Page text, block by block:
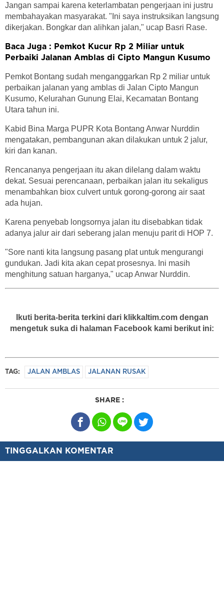
Jangan sampai karena keterlambatan pengerjaan ini justru
membahayakan masyarakat. "Ini saya instruksikan langsung
dikerjakan. Bongkar dan alihkan jalan," ucap Basri Rase.
Baca Juga : Pemkot Kucur Rp 2 Miliar untuk
Perbaiki Jalanan Amblas di Cipto Mangun Kusumo
Pemkot Bontang sudah menganggarkan Rp 2 miliar untuk
perbaikan jalanan yang amblas di Jalan Cipto Mangun
Kusumo, Kelurahan Gunung Elai, Kecamatan Bontang
Utara tahun ini.
Kabid Bina Marga PUPR Kota Bontang Anwar Nurddin
mengatakan, pembangunan akan dilakukan untuk 2 jalur,
kiri dan kanan.
Rencananya pengerjaan itu akan dilelang dalam waktu
dekat. Sesuai perencanaan, perbaikan jalan itu sekaligus
menambahkan biox culvert untuk gorong-gorong air saat
ada hujan.
Karena penyebab longsornya jalan itu disebabkan tidak
adanya jalur air dari seberang jalan menuju parit di HOP 7.
"Sore nanti kita langsung pasang plat untuk mengurangi
gundukan. Jadi kita akan cepat prosesnya. Ini masih
menghitung satuan harganya," ucap Anwar Nurddin.
Ikuti berita-berita terkini dari klikkaltim.com dengan
mengetuk suka di halaman Facebook kami berikut ini:
TAG: JALAN AMBLAS JALANAN RUSAK
SHARE :
TINGGALKAN KOMENTAR